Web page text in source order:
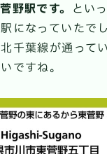
野駅です。 とい
になっていたで
千葉線が通って
ですね。